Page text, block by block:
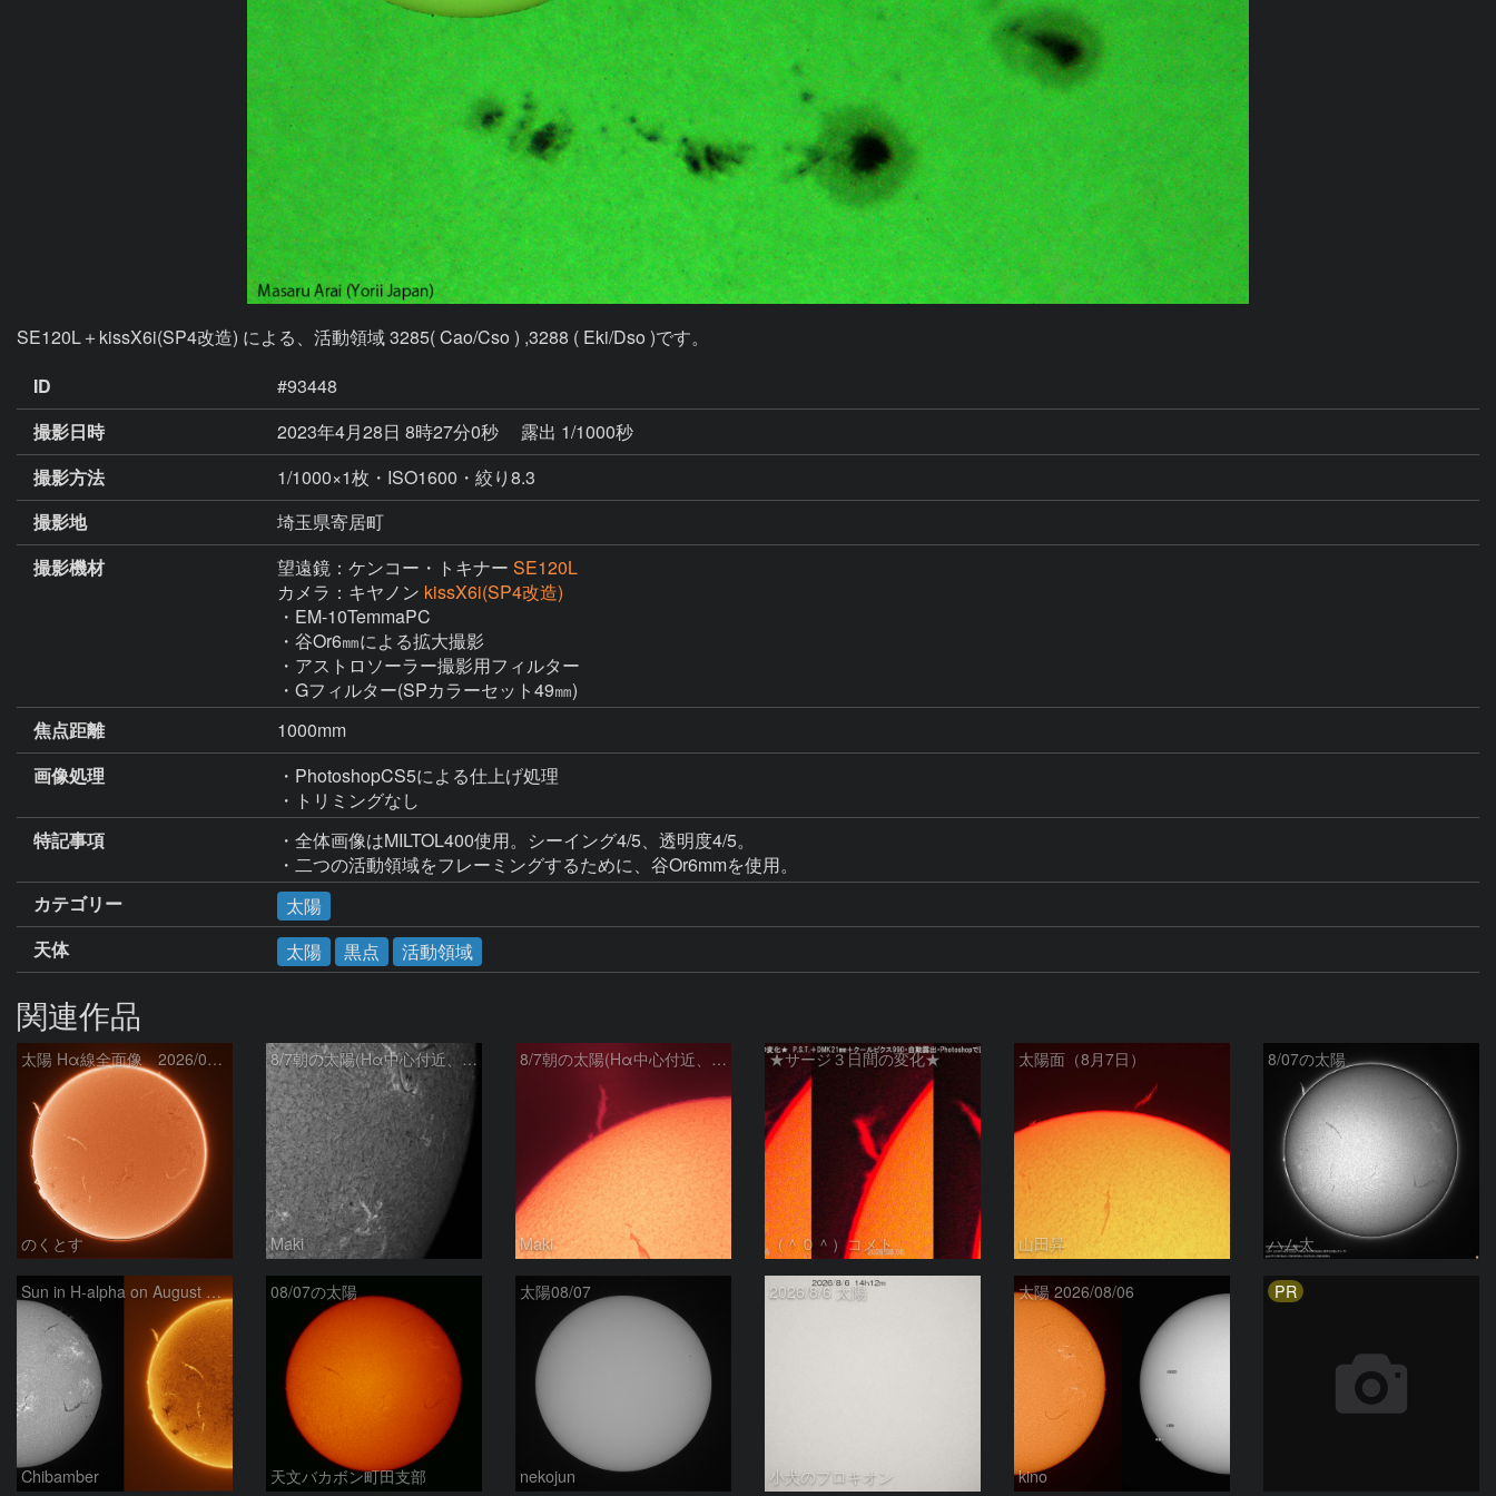
SE120L＋kissX6i(SP4改造) による、活動領域 3285( Cao/Cso ) ,3288 ( Eki/Dso )です。
ID
#93448
撮影日時
2023年4月28日 8時27分0秒
露出 1/1000秒
撮影方法
1/1000×1枚・ISO1600・絞り8.3
撮影地
埼玉県寄居町
撮影機材
望遠鏡：ケンコー・トキナー SE120L
カメラ：キヤノン kissX6i(SP4改造)
・EM-10TemmaPC
・谷Or6㎜による拡大撮影
・アストロソーラー撮影用フィルター
・Gフィルター(SPカラーセット49㎜)
焦点距離
1000mm
画像処理
・PhotoshopCS5による仕上げ処理
・トリミングなし
特記事項
・全体画像はMILTOL400使用。シーイング4/5、透明度4/5。
・二つの活動領域をフレーミングするために、谷Or6mmを使用。
カテゴリー
太陽
天体
太陽 黒点 活動領域
関連作品
太陽 Hα線全面像 2026/08/07
のくとす
8/7朝の太陽(Hα中心付近、4498、4502付近)
Maki
8/7朝の太陽(Hα中心付近、プロミネンス)
Maki
★サージ３日間の変化★
（＾０＾）コメト
太陽面（8月7日）
山田昇
8/07の太陽
ハム太
Sun in H-alpha on August 7, 2026
Chibamber
08/07の太陽
天文バカボン町田支部
太陽08/07
nekojun
2026/8/6 太陽
小犬のプロキオン
太陽 2026/08/06
kino
PR